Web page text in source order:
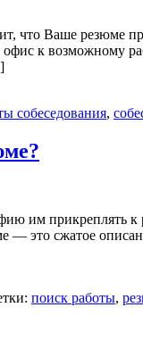
что Ваше резюме
к возможному
собеседования,
им прикреплять
— это сжатое
поиск работы,